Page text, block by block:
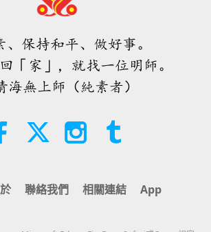
希望那些仍在沉睡，等待主耶穌的人
視台見到
2026-08-08 929
四至六月（二集之一）
世界各地純素趨勢新聞，二○二六年
、保持和平、做好事。
「家」，就找一位明師。
海無上師（純素者）
聯絡我們 相關連結 App